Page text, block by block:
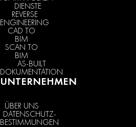
DIENSTE
REVERSE
ENGINEERING
CAD TO
BIM
SCAN TO
BIM
AS-BUILT
DOKUMENTATION
UNTERNEHMEN
ÜBER UNS
DATENSCHUTZ-
BESTIMMUNGEN